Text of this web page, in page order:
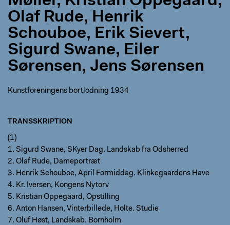
Olaf Rude, Henrik
Schouboe, Erik Sievert,
Sigurd Swane, Eiler
Sørensen, Jens Sørensen
Kunstforeningens bortlodning 1934
TRANSSKRIPTION
(1)
1. Sigurd Swane, SKyer Dag. Landskab fra Odsherred
2. Olaf Rude, Dameportræt
3. Henrik Schouboe, April Formiddag. Klinkegaardens Have
4. Kr. Iversen, Kongens Nytorv
5. Kristian Oppegaard, Opstilling
6. Anton Hansen, Vinterbillede, Holte. Studie
7. Oluf Høst, Landskab. Bornholm